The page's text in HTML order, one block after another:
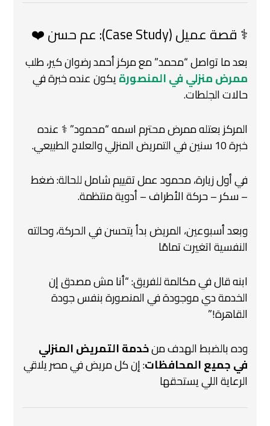
‍⚕️ قصة عميل (Case Study): عم حسن ❤️
بعد ما تواصل “محمد” مع مركز أحمد رضوان كير،طلب
ممرض منزلي في المنصورةيكون عنده خبرة في
حالات الجلطات.
المركز بعتله ممرض محترم اسمه “محمود” ‍⚕️ عنده
خبرة 10 سنين في التمريض المنزلي والعلاج الطبيعي.
في أول زيارة، محمود عمل تقييم شامل للحالة:ضغط
– سكر – حركة الأطراف – أدوية منتظمة.
وبعد أسبوعين، المريض بدأ يتحسن في الحركة،وحالته
النفسية اتغيرت تمامًا
ابنه قال في مكالمة للفريق:“أنا مش مصدق إن
الخدمة دي موجودة في المنصورة بنفس جودة
القاهرة!”
وده بالضبط الهدف منخدمة التمريض المنزلي
في جميع المحافظات:إن كل مريض في مصر يلاقي
الرعاية اللي يستحقها